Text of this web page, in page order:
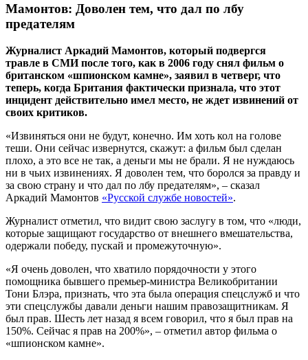
Мамонтов: Доволен тем, что дал по лбу
предателям
Журналист Аркадий Мамонтов, который подвергся
травле в СМИ после того, как в 2006 году снял фильм о
британском «шпионском камне», заявил в четверг, что
теперь, когда Британия фактически признала, что этот
инцидент действительно имел место, не ждет извинений от
своих критиков.
«Извиняться они не будут, конечно. Им хоть кол на голове
теши. Они сейчас извернутся, скажут: а фильм был сделан
плохо, а это все не так, а деньги мы не брали. Я не нуждаюсь
ни в чьих извинениях. Я доволен тем, что боролся за правду и
за свою страну и что дал по лбу предателям», – сказал
Аркадий Мамонтов «Русской службе новостей».
Журналист отметил, что видит свою заслугу в том, что «люди,
которые защищают государство от внешнего вмешательства,
одержали победу, пускай и промежуточную».
«Я очень доволен, что хватило порядочности у этого
помощника бывшего премьер-министра Великобритании
Тони Блэра, признать, что эта была операция спецслужб и что
эти спецслужбы давали деньги нашим правозащитникам. Я
был прав. Шесть лет назад я всем говорил, что я был прав на
150%. Сейчас я прав на 200%», – отметил автор фильма о
«шпионском камне».